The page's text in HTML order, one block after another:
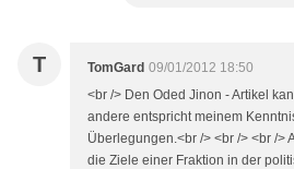
T TomGard 09/01/2012 18:50
<br /> Den Oded Jinon - Artikel
andere entspricht meinem
Überlegungen.<br /> <br /> <br />
die Ziele einer Fraktion in der